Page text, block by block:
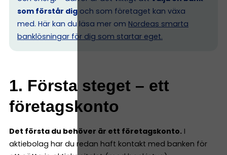
som förstår dig och som företaget kan växa
med. Här kan du läsa mer om Nordeas smarta
banklösningar för dig som startar eget.
1. Första steget – ett
företagskonto
Det första du behöver är ett företagskonto. I
aktiebolag har du redan haft kontakt med banken för